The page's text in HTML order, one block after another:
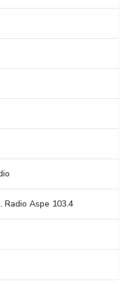
Radio Aspe 103.4